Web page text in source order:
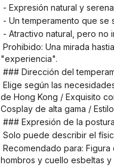
- Expresión natural y
- Un temperamento que se
- Atractivo natural, pero no
"experiencia".
### Dirección del
de Hong Kong / Exquisito
Cosplay de alta gama /
### Expresión de la
Solo puede describir el
hombros y cuello esbeltas